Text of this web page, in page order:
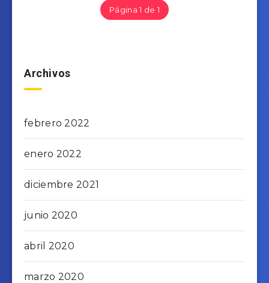
Página 1 de 1
Archivos
febrero 2022
enero 2022
diciembre 2021
junio 2020
abril 2020
marzo 2020